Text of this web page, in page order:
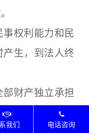
权利能力和民
产生，到法人终
财产独立承担
我们 电话咨询